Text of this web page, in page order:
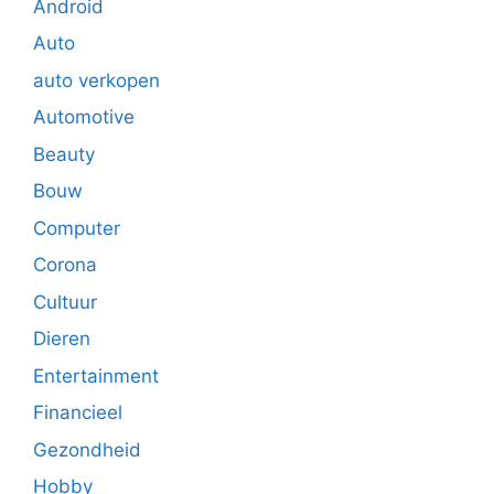
Android
Auto
auto verkopen
Automotive
Beauty
Bouw
Computer
Corona
Cultuur
Dieren
Entertainment
Financieel
Gezondheid
Hobby